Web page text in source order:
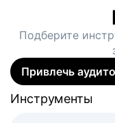
Подберите
Привлечь
Инструменты
Инструменты
Инструменты